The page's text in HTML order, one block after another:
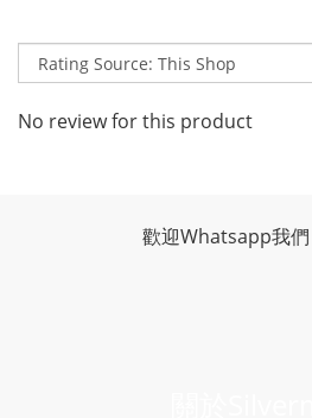
No review for this product
歡迎Whatsapp我們